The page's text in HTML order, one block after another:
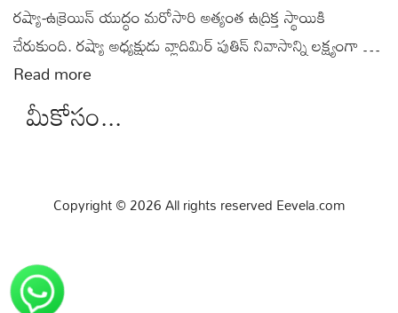
రష్యా-ఉక్రెయిన్ యుద్ధం మరోసారి అత్యంత ఉద్రిక్త స్థాయికి
చేరుకుంది. రష్యా అధ్యక్షుడు వ్లాదిమిర్ పుతిన్ నివాసాన్ని లక్ష్యంగా …
Read more
మీకోసం...
Copyright © 2026 All rights reserved Eevela.com